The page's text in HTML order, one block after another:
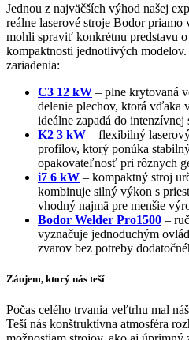
Jednou z najväčších výhod našej
reálne laserové stroje Bodor
mohli spraviť konkrétnu predstavu
kompaktnosti jednotlivých
zariadenia:
C3 12 kW – plne krytovaná
delenie plechov, ktorá vďaka
ideálne zapadá do
K2 3 kW – flexibilný
profilov, ktorý ponúka
opakovateľnosť pri rôznych
i7 6 kW – kompaktný stroj
kombinuje silný výkon s
vhodný najmä pre menšie
Bodor Welder Pro1500 –
vyznačuje jednoduchým
zvarov bez potreby
Záujem, ktorý nás teší
Počas celého trvania veľtrhu mal
Teší nás konštruktívna atmosféra